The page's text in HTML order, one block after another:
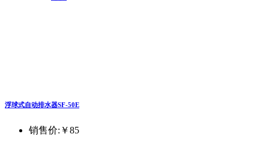
浮球式自动排水器SF-50E
销售价: ￥85